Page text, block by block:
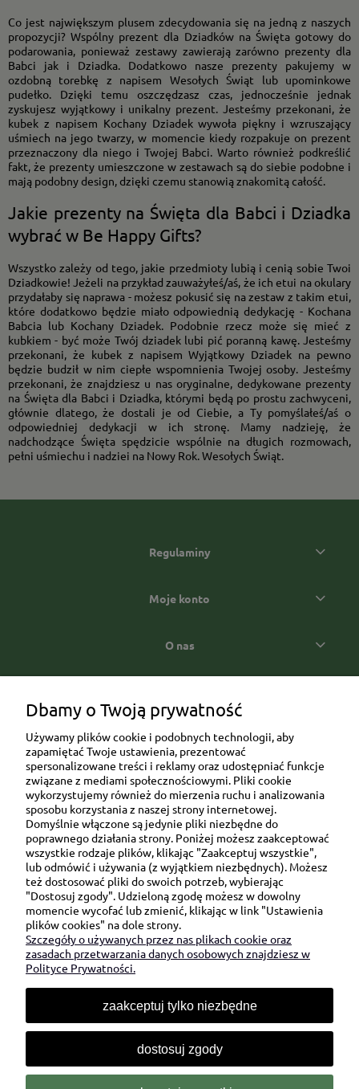
Co jest największym plusem zdecydowania się na jedną z naszych
propozycji? Wspólny prezent dla Dziadków na Święta gotowy do
podarowania, ponieważ zestawy zawierają zarówno prezenty dla
Babci jak i Dziadka. Dodatkowo nasze prezenty pakujemy w
ozdobną torebkę z napisem Wesołych Świąt lub upominkowe
pudełko. Dzięki temu oszczędzasz czas, jednocześnie jednak
zyskujesz wyjątkowy i unikalny prezent. Jesteśmy przekonani, że
kubek z napisem Kochany Dziadek wywoła piękny i wzruszający
uśmiech na jego twarzy, w momencie kiedy rozpakuje on prezent
przeznaczony dla niego i Twojej Babci. Warto również podkreślić
fakt, że prezenty umieszczone w zestawach są do siebie podobne i
mają podobny design, dzięki czemu stanowią znakomitą całość.
Jakie prezenty na Święta dla Babci i Dziadka
wybrać w Be Happy Gifts?
Wszystko zależy od tego, jakie przedmioty lubią i cenią sobie Twoi
Dziadkowie! Jeżeli na przykład zauważyłeś/aś, że ich etui na okulary
przydałaby się naprawa - możesz pokusić się na zestaw z takim etui,
które dodatkowo będzie miało odpowiednią dedykację - Kochana
Babcia lub Kochany Dziadek. Podobnie rzecz może się mieć z
kubkiem - być może Twój dziadek lubi pić poranną kawę. Jesteśmy
przekonani, że kubek z napisem Wyjątkowy Dziadek na pewno
będzie budził w nim ciepłe wspomnienia Twojej osoby. Jesteśmy
przekonani, że znajdziesz u nas oryginalne, dedykowane prezenty
na Święta dla Babci i Dziadka, którymi będą po prostu zachwyceni,
głównie dlatego, że dostali je od Ciebie, a Ty pomyślałeś/aś o
odpowiedniej dedykacji w ich stronę. Mamy nadzieję, że
nadchodzące Święta spędzicie wspólnie na długich rozmowach,
pełni uśmiechu i nadziei na Nowy Rok. Wesołych Świąt.
Regulaminy
Moje konto
O nas
Ul. Brukowa 6/8 lok. 57/58
91-341 Łódź
NIP: 6751510615
SKONTAKTUJ SIĘ Z NAMI:
sklep@be-happygifts.com
+48 690 172 872
(pon-pt 9:00 - 15:30)
Dbamy o Twoją prywatność
Używamy plików cookie i podobnych technologii, aby
zapamiętać Twoje ustawienia, prezentować
spersonalizowane treści i reklamy oraz udostępniać funkcje
związane z mediami społecznościowymi. Pliki cookie
wykorzystujemy również do mierzenia ruchu i analizowania
sposobu korzystania z naszej strony internetowej.
Domyślnie włączone są jedynie pliki niezbędne do
poprawnego działania strony. Poniżej możesz zaakceptować
wszystkie rodzaje plików, klikając "Zaakceptuj wszystkie",
lub odmówić i używania (z wyjątkiem niezbędnych). Możesz
też dostosować pliki do swoich potrzeb, wybierając
"Dostosuj zgody". Udzieloną zgodę możesz w dowolny
momencie wycofać lub zmienić, klikając w link "Ustawienia
plików cookies" na dole strony.
Szczegóły o używanych przez nas plikach cookie oraz
zasadach przetwarzania danych osobowych znajdziesz w
Polityce Prywatności.
zaakceptuj tylko niezbędne
dostosuj zgody